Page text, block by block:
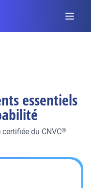
essentiels
du CNVC®